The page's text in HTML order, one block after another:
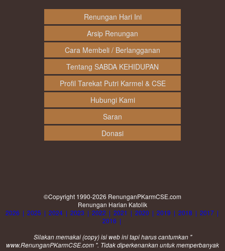
Renungan Hari Ini
Arsip Renungan
Cara Membeli / Berlangganan
Tentang SABDA KEHIDUPAN
Profil Tarekat Putri Karmel & CSE
Hubungi Kami
Saran
Donasi
©Copyright 1990-2026 RenunganPKarmCSE.com
Renungan Harian Katolik
2026 | 2025 | 2024 | 2023 | 2022 | 2021 | 2020 | 2019 | 2018 | 2017 |
2016 |
Silakan memakai (copy) isi web ini tapi harus cantumkan "
www.RenunganPKarmCSE.com ". Tidak diperkenankan untuk memperbanyak